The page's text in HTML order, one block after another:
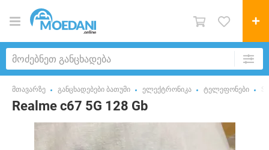
მთავარზე განცხადებები ბათუმი ელექტრონიკა ტელეფონები
Realme c67 5G 128 Gb